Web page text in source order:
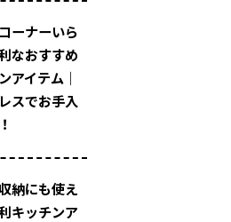
ーナーいら
なおすすめ
アイテム｜
スでお手入
納にも使え
キッチンア